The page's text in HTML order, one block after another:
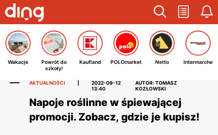
Wakacje
Powrót do
szkoły!
Kaufland POLOmarket Netto Intermarche
AKTUALNOŚCI
2022-09-12
13:40
AUTOR: TOMASZ
KOZŁOWSKI
Napoje roślinne w śpiewającej
promocji. Zobacz, gdzie je kupisz!